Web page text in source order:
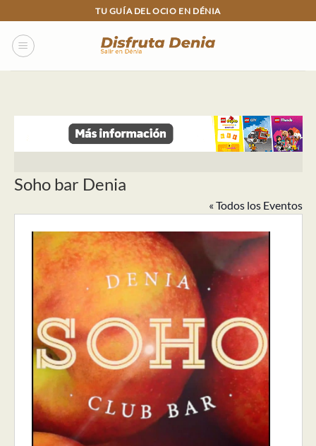
to
content
TU GUÍA DEL OCIO EN DÉNIA
Soho bar Denia
« Todos los Eventos